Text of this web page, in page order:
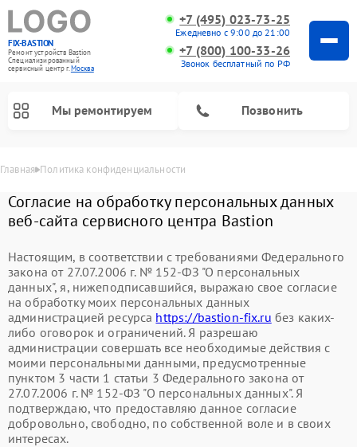
FIX-BASTION
Ремонт устройств Bastion
Специализированный
cервисный центр г.Москва
+7 (495) 023-73-25
Ежедневно с 9:00 до 21:00
+7 (800) 100-33-26
Звонок бесплатный по РФ
Мы ремонтируем Позвонить
Главная Политика конфиденциальности
Согласие на обработку персональных данных
веб-сайта сервисного центра Bastion
Настоящим, в соответствии с требованиями Федерального
закона от 27.07.2006 г. № 152-ФЗ "О персональных
данных", я, нижеподписавшийся, выражаю свое согласие
на обработку моих персональных данных
администрацией ресурса https://bastion-fix.ru без каких-
либо оговорок и ограничений. Я разрешаю
администрации совершать все необходимые действия с
моими персональными данными, предусмотренные
пунктом 3 части 1 статьи 3 Федерального закона от
27.07.2006 г. № 152-ФЗ "О персональных данных". Я
подтверждаю, что предоставляю данное согласие
добровольно, свободно, по собственной воле и в своих
интересах.